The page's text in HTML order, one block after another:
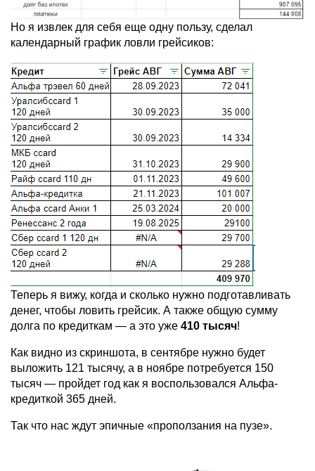
Но я извлек для себя еще одну пользу, сделал
календарный график ловли грейсиков:
Теперь я вижу, когда и сколько нужно подготавливать
денег, чтобы ловить грейсик. А также общую сумму
долга по кредиткам — а это уже 410 тысяч!
Как видно из скриншота, в сентябре нужно будет
выложить 121 тысячу, а в ноябре потребуется 150
тысяч — пройдет год как я воспользовался Альфа-
кредиткой 365 дней.
Так что нас ждут эпичные «проползания на пузе».